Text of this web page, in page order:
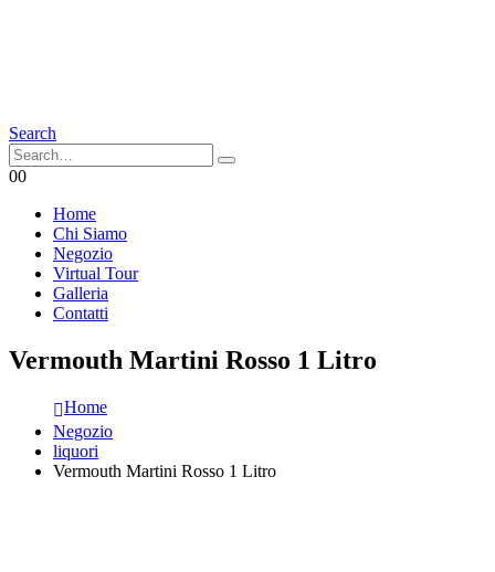
Search
00
Home
Chi Siamo
Negozio
Virtual Tour
Galleria
Contatti
Vermouth Martini Rosso 1 Litro
Home
Negozio
liquori
Vermouth Martini Rosso 1 Litro